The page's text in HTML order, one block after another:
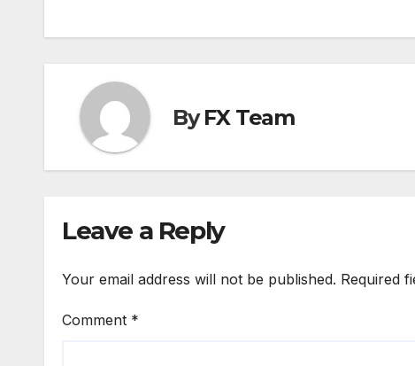
ByFX Team
Leave a Reply
Your email address will not be published. Required
Comment *